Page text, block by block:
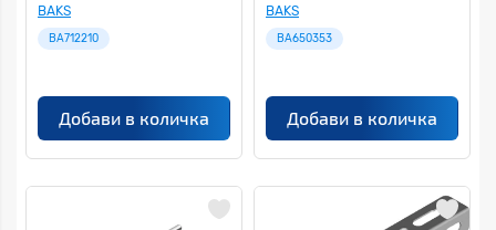
BAKS
BA712210
Добави в количка
BAKS
BA650353
Добави в количка